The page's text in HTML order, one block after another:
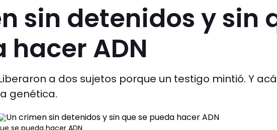
sin detenidos y sin
hacer ADN
a dos sujetos porque un testigo mintió. Y
genética.
se pueda hacer ADN